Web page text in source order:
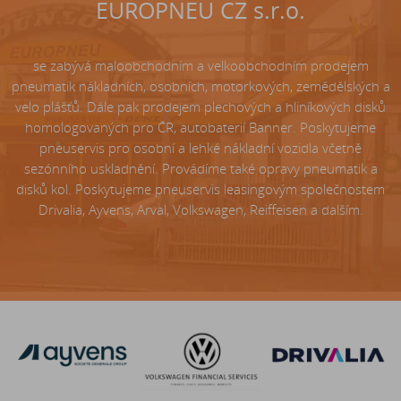
EUROPNEU CZ s.r.o.
se zabývá maloobchodním a velkoobchodním prodejem
pneumatik nákladních, osobních, motorkových, zemědělských a
velo plášťů. Dále pak prodejem plechových a hliníkových disků
homologovaných pro ČR, autobaterií Banner. Poskytujeme
pneuservis pro osobní a lehké nákladní vozidla včetně
sezónního uskladnění. Provádíme také opravy pneumatik a
disků kol. Poskytujeme pneuservis leasingovým společnostem
Drivalia, Ayvens, Arval, Volkswagen, Reiffeisen a dalším.